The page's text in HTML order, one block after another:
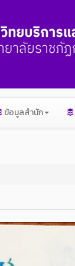
ข้อมูลสำนัก